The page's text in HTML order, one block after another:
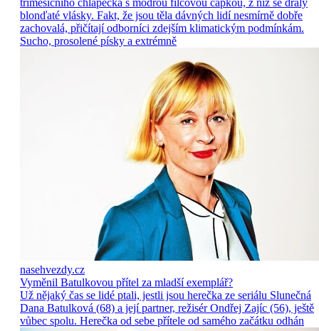
blonďaté vlásky. Fakt, že jsou těla dávných lidí nesmírně dobře
zachovalá, přičítají odborníci zdejším klimatickým podmínkám.
Sucho, prosolené písky a extrémně
nasehvezdy.cz
Vyměnil Batulkovou přítel za mladší exemplář?
Už nějaký čas se lidé ptali, jestli jsou herečka ze seriálu Slunečná
Dana Batulková (68) a její partner, režisér Ondřej Zajíc (56), ještě
vůbec spolu. Herečka od sebe přítele od samého začátku odhán